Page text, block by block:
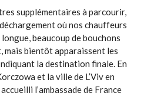
supplémentaires à parcourir,
où nos chauffeurs
beaucoup de bouchons
bientôt apparaissent les
la destination finale. En
et la ville de L’Viv en
l’ambassade de France